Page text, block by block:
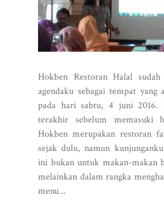
Hokben Restoran Halal
agendaku sebagai tempat yang
pada hari sabtu, 4 juni 2016.
terakhir sebelum memasuki
Hokben merupakan restoran
sejak dulu, namun
ini bukan untuk makan-makan
melainkan dalam rangka
menu...